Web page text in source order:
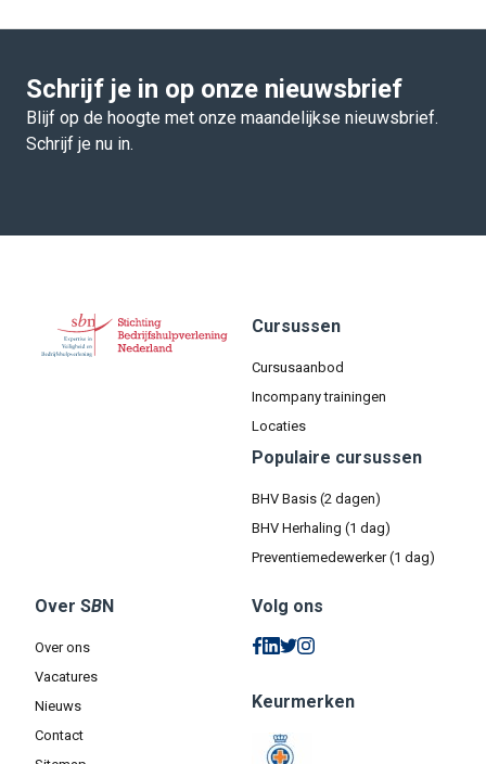
Schrijf je in op onze nieuwsbrief
Blijf op de hoogte met onze maandelijkse nieuwsbrief.
Schrijf je nu in.
Cursussen
Cursusaanbod
Incompany trainingen
Locaties
Populaire cursussen
BHV Basis (2 dagen)
BHV Herhaling (1 dag)
Preventiemedewerker (1 dag)
Over SBN
Over ons
Vacatures
Nieuws
Contact
Volg ons
Keurmerken